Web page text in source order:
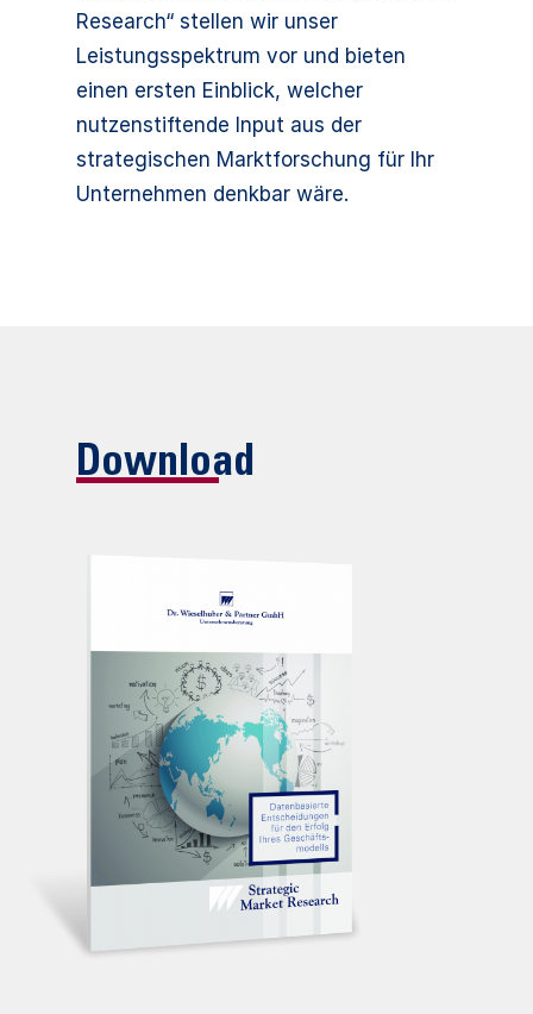
Research“ stellen wir unser
Leistungsspektrum vor und bieten
einen ersten Einblick, welcher
nutzenstiftende Input aus der
strategischen Marktforschung für Ihr
Unternehmen denkbar wäre.
Download